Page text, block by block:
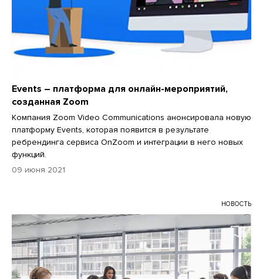
Events – платформа для онлайн-мероприятий,
созданная Zoom
Компания Zoom Video Communications анонсировала новую
платформу Events, которая появится в результате
ребрендинга сервиса OnZoom и интеграции в него новых
функций.
09 июня 2021
НОВОСТЬ